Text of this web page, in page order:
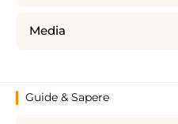
Media
Guide & Sapere